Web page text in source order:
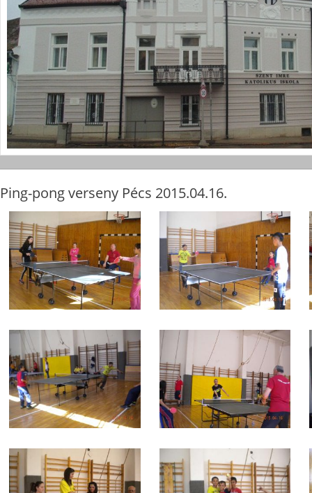
Ping-pong verseny Pécs 2015.04.16.